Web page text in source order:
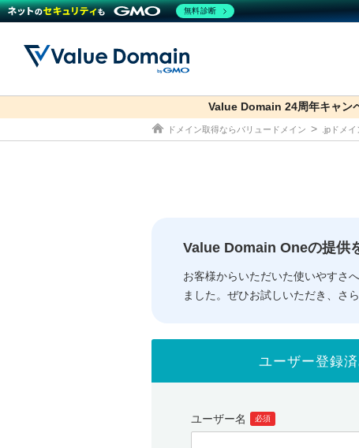
ドメイン ドメイ
人気ド
レンタルサーバー コアサ
セキュリティ Value
サービス お得意
従来のバリュー
従来のバリュー
Value Domain 24周年キャンペ
co.jpドメ
ドメイン取得ならバリュードメイン .jpドメ
Value Domain Oneの提供
お客様からいただいた使いやすさ
ました。ぜひお試しいただき、さ
ユーザー登録
ユーザー名 必須
無料診断